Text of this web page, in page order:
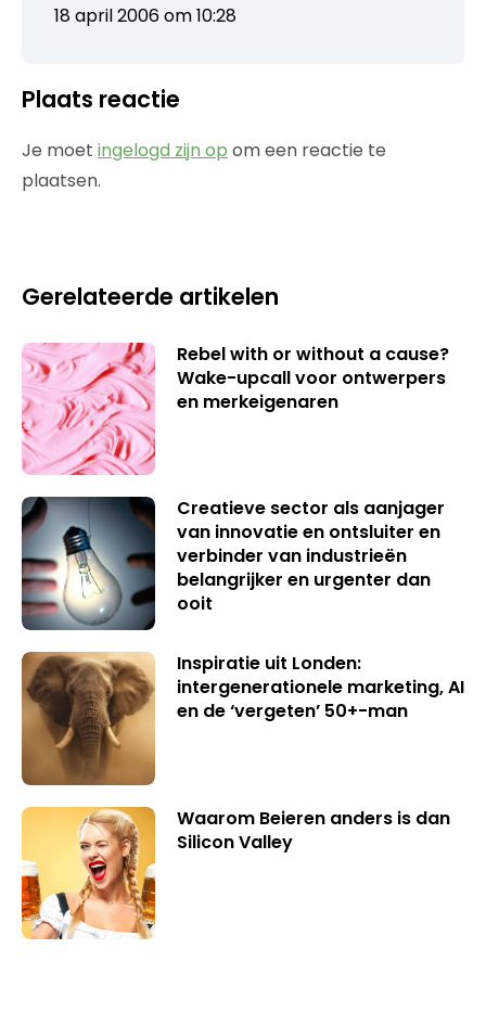
18 april 2006 om 10:28
Plaats reactie
Je moet ingelogd zijn op om een reactie te
plaatsen.
Gerelateerde artikelen
Rebel with or without a cause?
Wake-upcall voor ontwerpers
en merkeigenaren
Creatieve sector als aanjager
van innovatie en ontsluiter en
verbinder van industrieën
belangrijker en urgenter dan
ooit
Inspiratie uit Londen:
intergenerationele marketing, AI
en de ‘vergeten’ 50+-man
Waarom Beieren anders is dan
Silicon Valley